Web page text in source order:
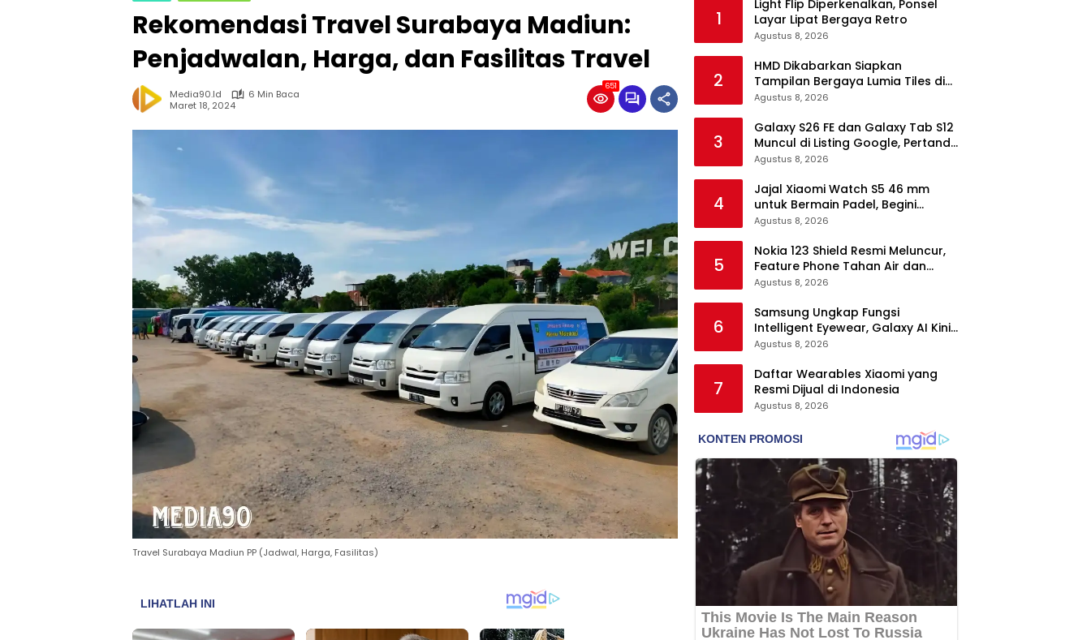
Rekomendasi Travel Surabaya Madiun:
Penjadwalan, Harga, dan Fasilitas Travel
Media90.id
6 Min Baca
Maret 18, 2024
651
Travel Surabaya Madiun PP (Jadwal, Harga, Fasilitas)
1
Light Flip Diperkenalkan, Ponsel
Layar Lipat Bergaya Retro
Agustus 8, 2026
2
HMD Dikabarkan Siapkan
Tampilan Bergaya Lumia Tiles di
Ponsel Android
Agustus 8, 2026
3
Galaxy S26 FE dan Galaxy Tab S12
Muncul di Listing Google, Pertanda
Segera Rilis?
Agustus 8, 2026
4
Jajal Xiaomi Watch S5 46 mm
untuk Bermain Padel, Begini
Kemampuannya
Agustus 8, 2026
5
Nokia 123 Shield Resmi Meluncur,
Feature Phone Tahan Air dan
Debu
Agustus 8, 2026
6
Samsung Ungkap Fungsi
Intelligent Eyewear, Galaxy AI Kini
Bisa Diakses Tanpa Layar
Agustus 8, 2026
7
Daftar Wearables Xiaomi yang
Resmi Dijual di Indonesia
Agustus 8, 2026